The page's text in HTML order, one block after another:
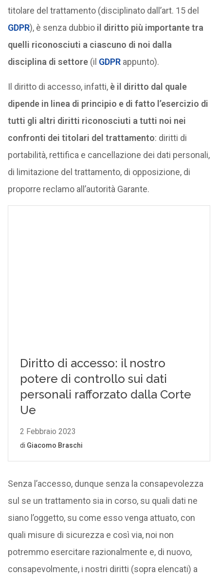
titolare del trattamento (disciplinato dall’art. 15 del
GDPR), è senza dubbio il diritto più importante tra
quelli riconosciuti a ciascuno di noi dalla
disciplina di settore(il GDPRappunto).
Il diritto di accesso, infatti, è il diritto dal quale
dipende in linea di principio e di fatto l’esercizio di
tutti gli altri diritti riconosciuti a tutti noi nei
confronti dei titolari del trattamento: diritti di
portabilità, rettifica e cancellazione dei dati personali,
di limitazione del trattamento, di opposizione, di
proporre reclamo all’autorità Garante.
Senza l’accesso, dunque senza la consapevolezza
sul se un trattamento sia in corso, su quali dati ne
siano l’oggetto, su come esso venga attuato, con
quali misure di sicurezza e così via, noi non
potremmo esercitare razionalmente e, di nuovo,
consapevolmente, i nostri diritti (sopra elencati) a